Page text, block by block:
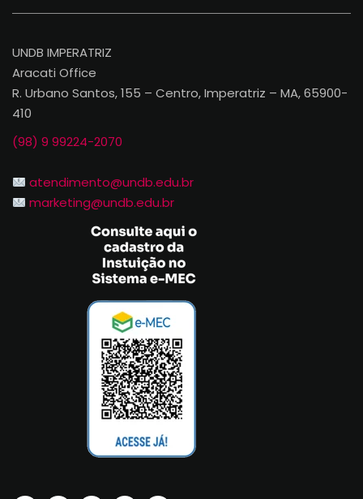
UNDB IMPERATRIZ
Aracati Office
R. Urbano Santos, 155 – Centro, Imperatriz – MA, 65900-
410
(98) 9 99224-2070
atendimento@undb.edu.br
marketing@undb.edu.br